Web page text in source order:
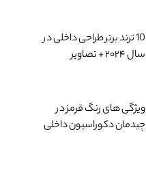
10 ترند برتر طراحی داخلی در
سال ۲۰۲۴ + تصاویر
ویژگی های رنگ قرمز در
چیدمان دکوراسیون داخلی